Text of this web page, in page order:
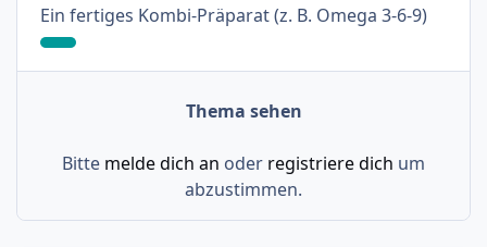
Ein fertiges Kombi-Präparat (z. B. Omega 3-6-9): 9%
Thema sehen
Bitte melde dich an oder registriere dich um
abzustimmen.